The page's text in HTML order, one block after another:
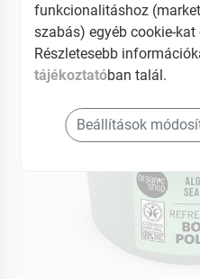
funkcionalitáshoz
szabás) egyéb cookie-kat
Részletesebb
tájékoztatóban talál.
Beállítások